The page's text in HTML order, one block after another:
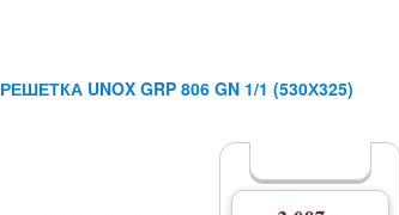
РЕШЕТКА UNOX GRP 806 GN 1/1 (530Х325)